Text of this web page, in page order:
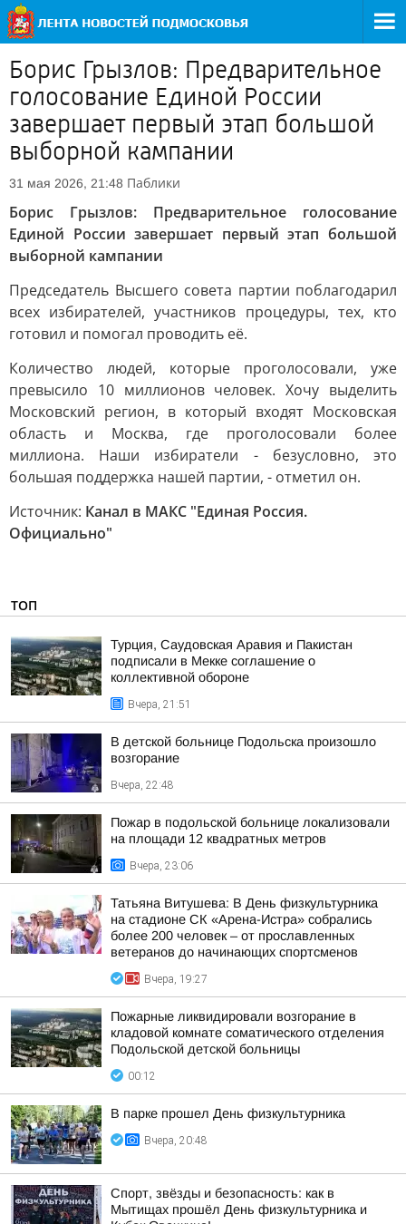
Борис Грызлов: Предварительное
голосование Единой России
завершает первый этап большой
выборной кампании
31 мая 2026, 21:48 Паблики
Борис Грызлов: Предварительное голосование
Единой России завершает первый этап большой
выборной кампании
Председатель Высшего совета партии поблагодарил
всех избирателей, участников процедуры, тех, кто
готовил и помогал проводить её.
Количество людей, которые проголосовали, уже
превысило 10 миллионов человек. Хочу выделить
Московский регион, в который входят Московская
область и Москва, где проголосовали более
миллиона. Наши избиратели - безусловно, это
большая поддержка нашей партии, - отметил он.
Источник: Канал в МАКС "Единая Россия.
Официально"
ТОП
Турция, Саудовская Аравия и Пакистан
подписали в Мекке соглашение о
коллективной обороне
Вчера, 21:51
В детской больнице Подольска произошло
возгорание
Вчера, 22:48
Пожар в подольской больнице локализовали
на площади 12 квадратных метров
Вчера, 23:06
Татьяна Витушева: В День физкультурника
на стадионе СК «Арена-Истра» собрались
более 200 человек – от прославленных
ветеранов до начинающих спортсменов
Вчера, 19:27
Пожарные ликвидировали возгорание в
кладовой комнате соматического отделения
Подольской детской больницы
00:12
В парке прошел День физкультурника
Вчера, 20:48
Спорт, звёзды и безопасность: как в
Мытищах прошёл День физкультурника и